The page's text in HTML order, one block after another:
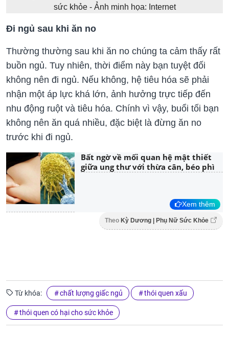
sức khỏe - Ảnh minh họa: Internet
Đi ngủ sau khi ăn no
Thường thường sau khi ăn no chúng ta cảm thấy rất
buồn ngủ. Tuy nhiên, thời điểm này bạn tuyệt đối
không nên đi ngủ. Nếu không, hệ tiêu hóa sẽ phải
nhận một áp lực khá lớn, ảnh hưởng trực tiếp đến
nhu động ruột và tiêu hóa. Chính vì vậy, buổi tối bạn
không nên ăn quá nhiều, đặc biệt là đừng ăn no
trước khi đi ngủ.
Bất ngờ về mối quan hệ mật thiết
giữa ung thư với thừa cân, béo phì
Xem thêm
Theo Kỳ Dương | Phụ Nữ Sức Khỏe
Từ khóa: chất lượng giấc ngủ thói quen xấu
thói quen có hại cho sức khỏe